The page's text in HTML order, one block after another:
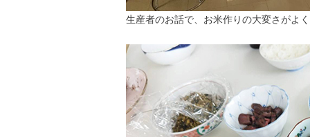
生産者のお話で、お米作りの大変さがよ